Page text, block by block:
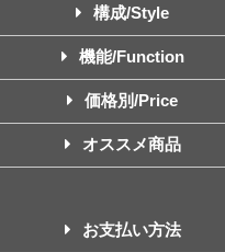
構成/Style
機能/Function
価格別/Price
オススメ商品
お支払い方法